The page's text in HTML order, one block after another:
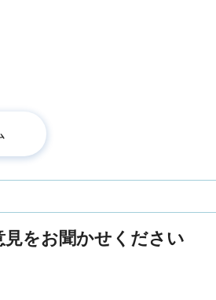
をお聞かせください